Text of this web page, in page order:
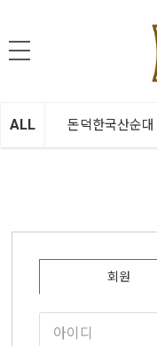
ALL 돈덕한국산순대
회원